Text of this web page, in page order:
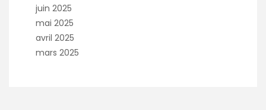
juin 2025
mai 2025
avril 2025
mars 2025